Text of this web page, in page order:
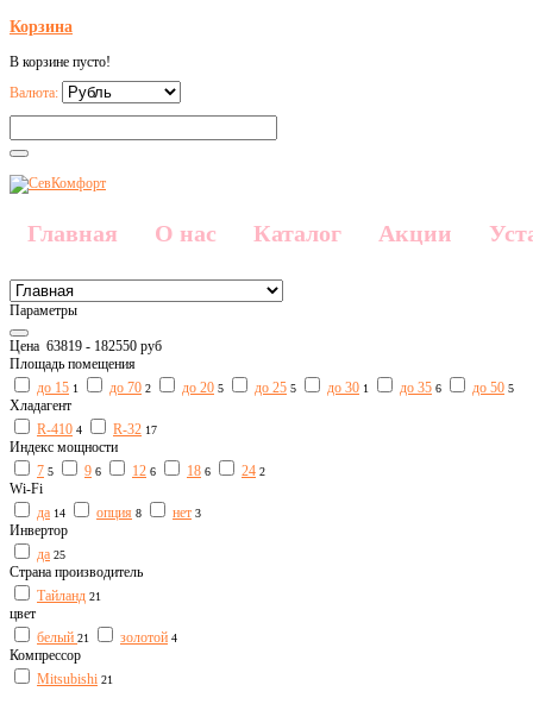
Корзина
В корзине пусто!
Валюта:
Главная О нас Каталог Акции
Параметры
Цена 63819 - 182550 руб
Площадь помещения
до 15 1 до 70 2 до 20 5 до 25 5 до 30 1 до 35 6 до 50 5
Хладагент
R-410 4 R-32 17
Индекс мощности
7 5 9 6 12 6 18 6 24 2
Wi-Fi
да 14 опция 8 нет 3
Инвертор
да 25
Страна производитель
Тайланд 21
цвет
белый 21 золотой 4
Компрессор
Mitsubishi 21